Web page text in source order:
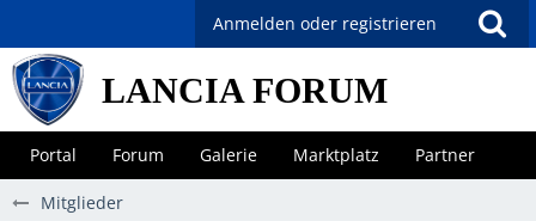
Anmelden oder registrieren
LANCIA FORUM
Portal Forum Galerie Marktplatz Partner
Mitglieder